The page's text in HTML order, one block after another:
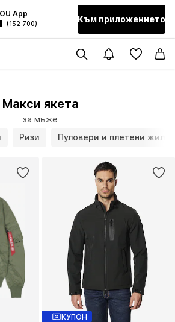
App
(152 700) Към приложението
Макси якета
за мъже
Ризи Пуловери и плетени
КУПОН